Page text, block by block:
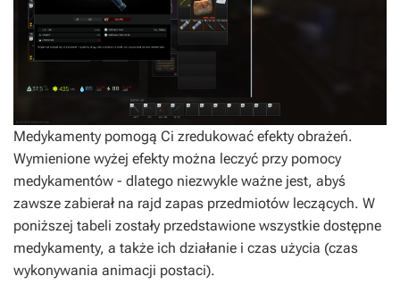
Medykamenty pomogą Ci zredukować efekty obrażeń.
Wymienione wyżej efekty można leczyć przy pomocy
medykamentów - dlatego niezwykle ważne jest, abyś
zawsze zabierał na rajd zapas przedmiotów leczących. W
poniższej tabeli zostały przedstawione wszystkie dostępne
medykamenty, a także ich działanie i czas użycia (czas
wykonywania animacji postaci).